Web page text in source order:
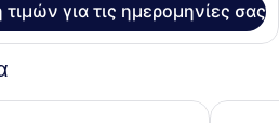
για τις ημερομηνίες σας
King's